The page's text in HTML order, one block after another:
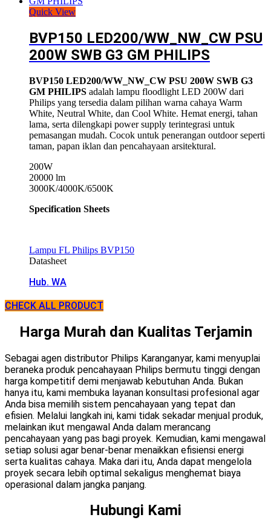
Quick View
BVP150 LED200/WW_NW_CW PSU
200W SWB G3 GM PHILIPS
BVP150 LED200/WW_NW_CW PSU 200W SWB G3
GM PHILIPS adalah lampu floodlight LED 200W dari
Philips yang tersedia dalam pilihan warna cahaya Warm
White, Neutral White, dan Cool White. Hemat energi, tahan
lama, serta dilengkapi power supply terintegrasi untuk
pemasangan mudah. Cocok untuk penerangan outdoor seperti
taman, papan iklan dan pencahayaan arsitektural.
200W
20000 lm
3000K/4000K/6500K
Specification Sheets
Lampu FL Philips BVP150
Datasheet
Hub. WA
CHECK ALL PRODUCT
Harga Murah dan Kualitas Terjamin
Sebagai agen distributor Philips Karanganyar, kami menyuplai
beraneka produk pencahayaan Philips bermutu tinggi dengan
harga kompetitif demi menjawab kebutuhan Anda. Bukan
hanya itu, kami membuka layanan konsultasi profesional agar
Anda bisa memilih sistem pencahayaan yang tepat dan
efisien. Melalui langkah ini, kami tidak sekadar menjual produk,
melainkan ikut mengawal Anda dalam merancang
pencahayaan yang pas bagi proyek. Kemudian, kami mengawal
setiap solusi agar benar-benar menaikkan efisiensi energi
serta kualitas cahaya. Maka dari itu, Anda dapat mengelola
proyek secara lebih optimal sekaligus menghemat biaya
operasional dalam jangka panjang.
Hubungi Kami